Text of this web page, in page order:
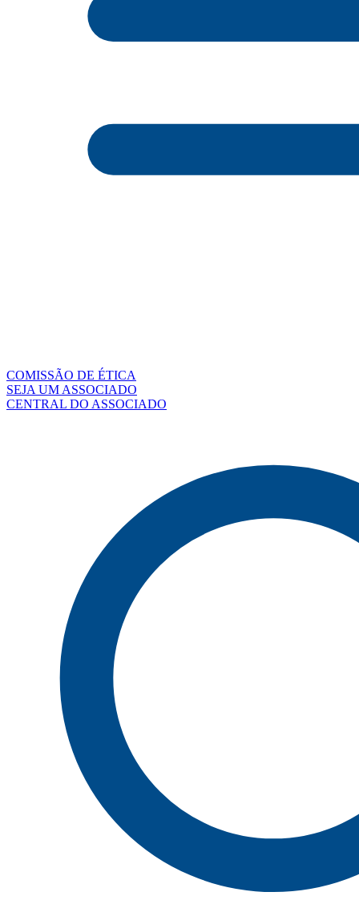
COMISSÃO DE ÉTICA
SEJA UM ASSOCIADO
CENTRAL DO ASSOCIADO